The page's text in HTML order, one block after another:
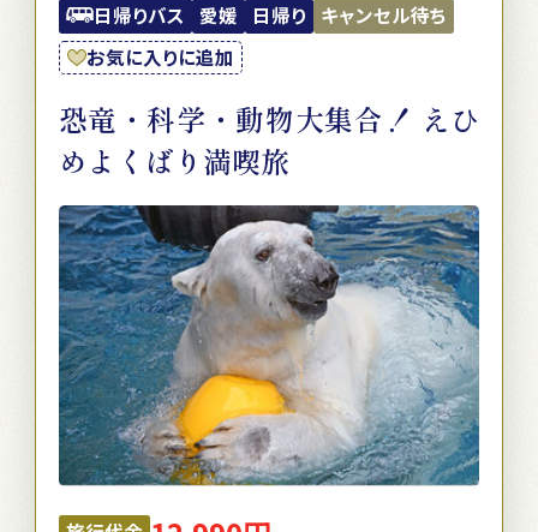
日帰りバス 愛媛 日帰り
キャンセル待ち
お気に入りに追加
恐竜・科学・動物大集合！ えひ
めよくばり満喫旅